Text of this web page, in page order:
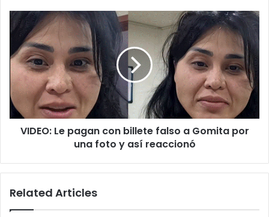
VIDEO:
Le
pagan
con
billete
falso
a
Gomita
por
unaVIDEO: Le pagan con billete falso a Gomita por
una foto y así reaccionó
Related Articles